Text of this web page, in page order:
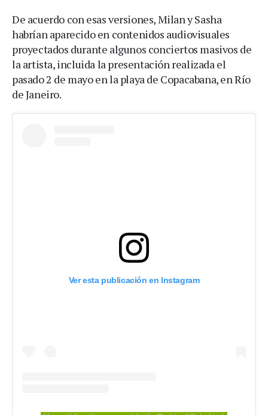
De acuerdo con esas versiones, Milan y Sasha
habrían aparecido en contenidos audiovisuales
proyectados durante algunos conciertos masivos de
la artista, incluida la presentación realizada el
pasado 2 de mayo en la playa de Copacabana, en Río
de Janeiro.
Ver esta publicación en Instagram